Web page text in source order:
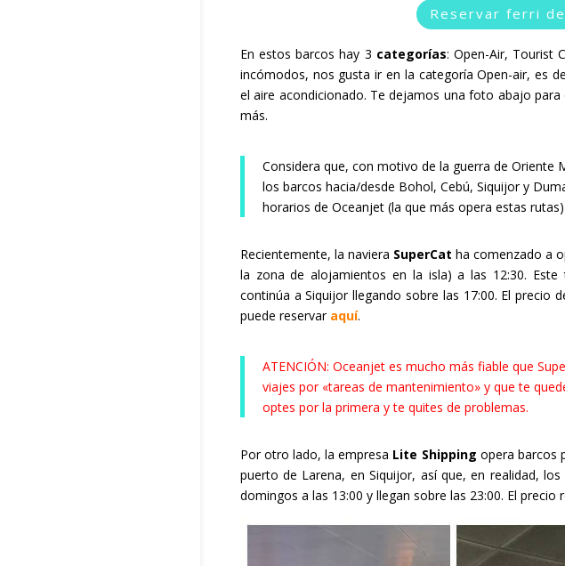
Reservar ferri
En estos barcos hay 3 categorías: Open-Air, Tourist
incómodos, nos gusta ir en la categoría Open-air, es
el aire acondicionado. Te dejamos una foto abajo
más.
Considera que, con motivo de la guerra de Oriente
los barcos hacia/desde Bohol, Cebú, Siquijor y
horarios de Oceanjet (la que más opera estas
Recientemente, la naviera SuperCat ha comenzado a
la zona de alojamientos en la isla) a las 12:30.
continúa a Siquijor llegando sobre las 17:00. El precio
puede reservar aquí.
ATENCIÓN: Oceanjet es mucho más fiable que
viajes por «tareas de mantenimiento» y que te
optes por la primera y te quites de problemas.
Por otro lado, la empresa Lite Shipping opera barcos
puerto de Larena, en Siquijor, así que, en realidad,
domingos a las 13:00 y llegan sobre las 23:00. El precio